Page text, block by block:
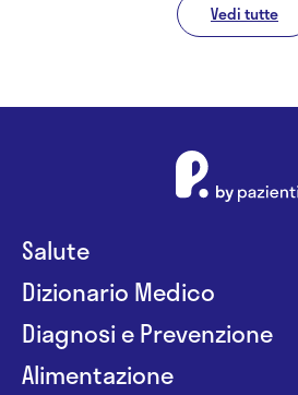
Vedi tutte
Salute
Dizionario Medico
Diagnosi e Prevenzione
Alimentazione